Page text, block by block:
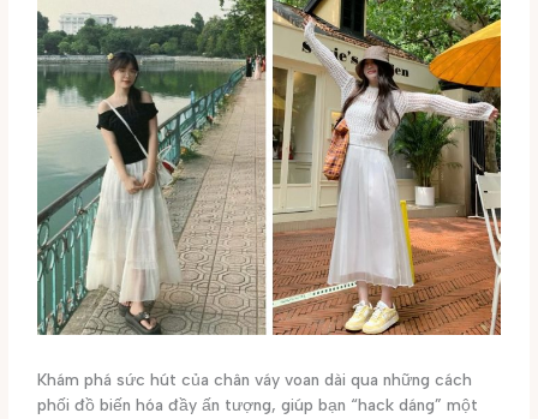
Khám phá sức hút của chân váy voan dài qua những cách
phối đồ biến hóa đầy ấn tượng, giúp bạn “hack dáng” một